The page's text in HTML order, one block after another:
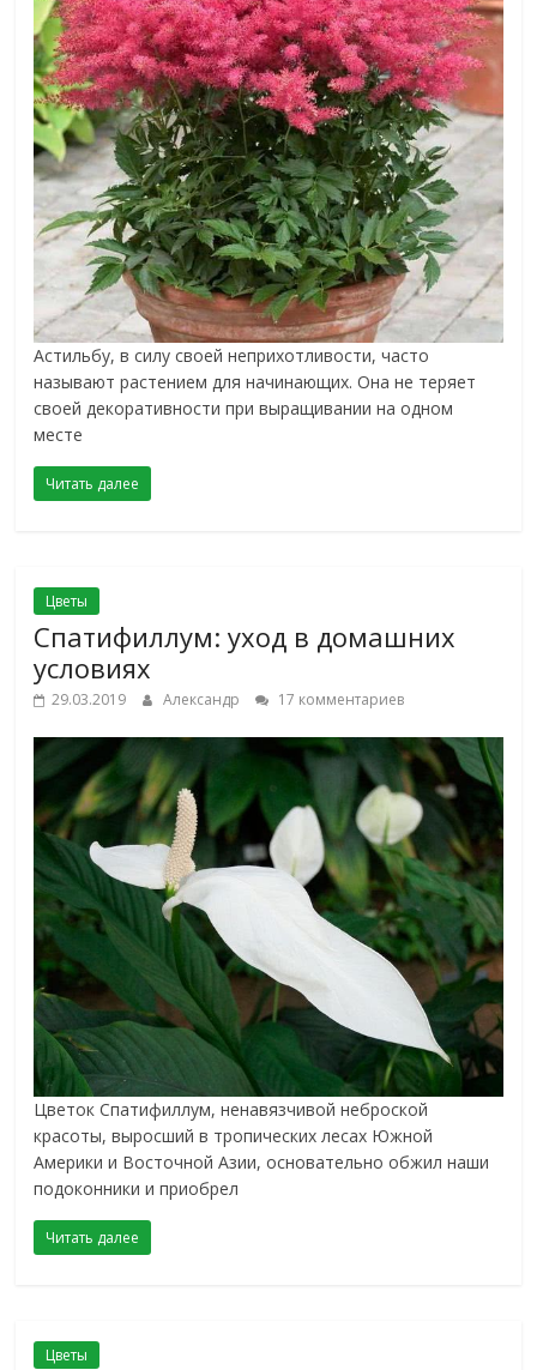
Астильбу, в силу своей неприхотливости, часто
называют растением для начинающих. Она не теряет
своей декоративности при выращивании на одном
месте
Читать далее
Цветы
Спатифиллум: уход в домашних
условиях
29.03.2019 Александр 17 комментариев
Цветок Спатифиллум, ненавязчивой неброской
красоты, выросший в тропических лесах Южной
Америки и Восточной Азии, основательно обжил наши
подоконники и приобрел
Читать далее
Цветы